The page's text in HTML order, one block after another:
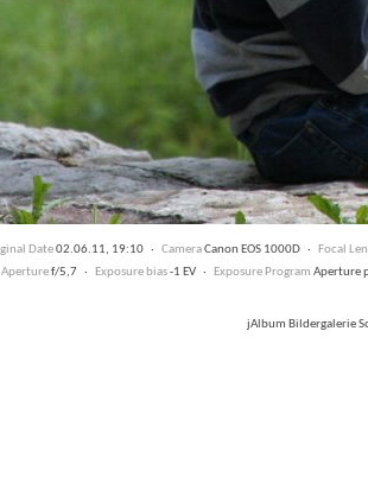
Date02.06.11, 19:10 · CameraCanon EOS 1000D · Focal
Aperturef/5,7 · Exposure bias-1 EV · Exposure Program
jAlbum Bildergalerie